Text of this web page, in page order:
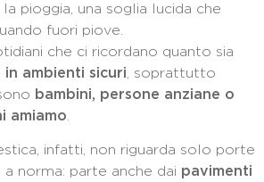
pioggia, una soglia lucida che
fuori piove.
che ci ricordano quanto sia
in ambienti sicuri , soprattutto
bambini, persone anziane o
amiamo
infatti, non riguarda solo porte
norma: parte anche dai pavimenti